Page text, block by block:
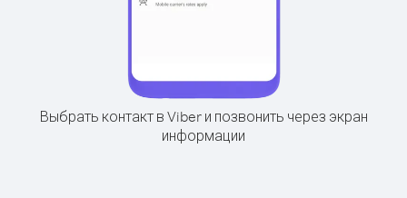
Выбрать контакт в Viber и позвонить через экран
информации